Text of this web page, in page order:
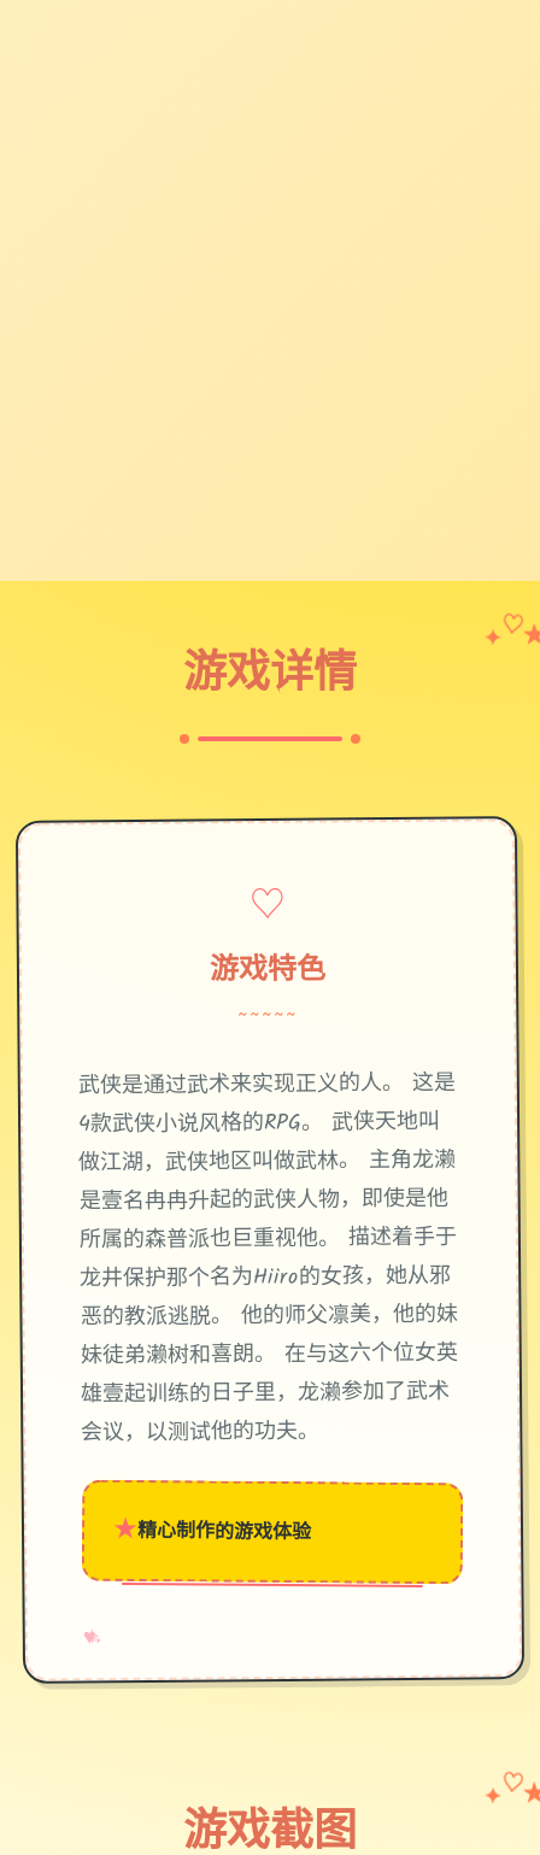
游戏详情
✦ ♡
♡
游戏特色
~~~~~
武侠是通过武术来实现正义的人。 这是
4款武侠小说风格的RPG。 武侠天地叫
做江湖，武侠地区叫做武林。 主角龙濑
是壹名冉冉升起的武侠人物，即使是他
所属的森普派也巨重视他。 描述着手于
龙井保护那个名为Hiiro的女孩，她从邪
恶的教派逃脱。 他的师父凛美，他的妹
妹徒弟濑树和喜朗。 在与这六个位女英
雄壹起训练的日子里，龙濑参加了武术
会议，以测试他的功夫。
★精心制作的游戏体验
♥
✧
→
游戏截图
✦ ♡